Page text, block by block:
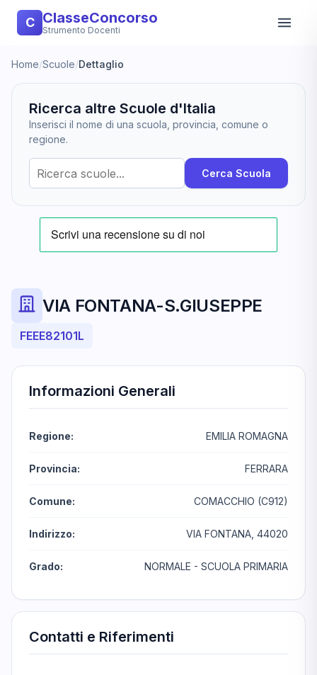
C ClasseConcorso
Strumento Docenti
Home/Scuole/Dettaglio
Ricerca altre Scuole d'Italia
Inserisci il nome di una scuola, provincia, comune o
regione.
Cerca Scuola
VIA FONTANA-S.GIUSEPPE
FEEE82101L
Informazioni Generali
Regione: EMILIA ROMAGNA
Provincia: FERRARA
Comune: COMACCHIO (C912)
Indirizzo: VIA FONTANA, 44020
Grado: NORMALE - SCUOLA PRIMARIA
Contatti e Riferimenti